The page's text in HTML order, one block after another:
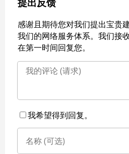
感谢且期待您对我们提出宝贵
我们的网络服务体系。我们接
在第一时间回复您。
我希望得到回复。